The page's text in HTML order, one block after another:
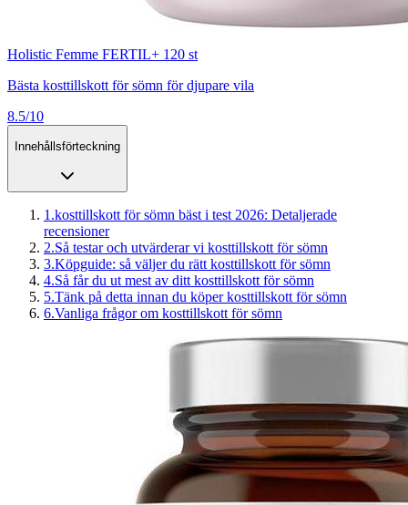
Holistic Femme FERTIL+ 120 st
Bästa kosttillskott för sömn för djupare vila
8.5/10
Innehållsförteckning
1 .kosttillskott för sömn bäst i test 2026: Detaljerade
recensioner
2.Så testar och utvärderar vi kosttillskott för sömn
3.Köpguide: så väljer du rätt kosttillskott för sömn
4.Så får du ut mest av ditt kosttillskott för sömn
5.Tänk på detta innan du köper kosttillskott för sömn
6.Vanliga frågor om kosttillskott för sömn